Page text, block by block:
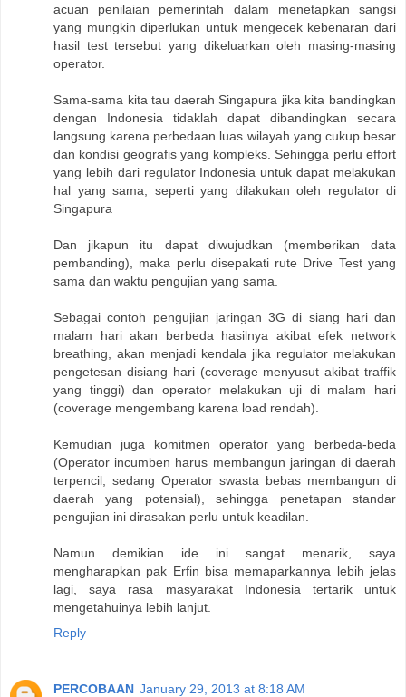
acuan penilaian pemerintah dalam menetapkan sangsi
yang mungkin diperlukan untuk mengecek kebenaran dari
hasil test tersebut yang dikeluarkan oleh masing-masing
operator.
Sama-sama kita tau daerah Singapura jika kita bandingkan
dengan Indonesia tidaklah dapat dibandingkan secara
langsung karena perbedaan luas wilayah yang cukup besar
dan kondisi geografis yang kompleks. Sehingga perlu effort
yang lebih dari regulator Indonesia untuk dapat melakukan
hal yang sama, seperti yang dilakukan oleh regulator di
Singapura
Dan jikapun itu dapat diwujudkan (memberikan data
pembanding), maka perlu disepakati rute Drive Test yang
sama dan waktu pengujian yang sama.
Sebagai contoh pengujian jaringan 3G di siang hari dan
malam hari akan berbeda hasilnya akibat efek network
breathing, akan menjadi kendala jika regulator melakukan
pengetesan disiang hari (coverage menyusut akibat traffik
yang tinggi) dan operator melakukan uji di malam hari
(coverage mengembang karena load rendah).
Kemudian juga komitmen operator yang berbeda-beda
(Operator incumben harus membangun jaringan di daerah
terpencil, sedang Operator swasta bebas membangun di
daerah yang potensial), sehingga penetapan standar
pengujian ini dirasakan perlu untuk keadilan.
Namun demikian ide ini sangat menarik, saya
mengharapkan pak Erfin bisa memaparkannya lebih jelas
lagi, saya rasa masyarakat Indonesia tertarik untuk
mengetahuinya lebih lanjut.
Reply
PERCOBAAN January 29, 2013 at 8:18 AM